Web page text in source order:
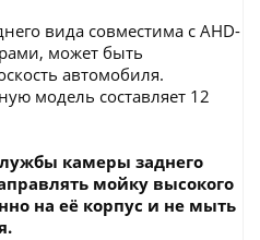
вида совместима с AHD-
может быть
автомобиля.
модель составляет 12
камеры заднего
мойку высокого
на её корпус и не мыть